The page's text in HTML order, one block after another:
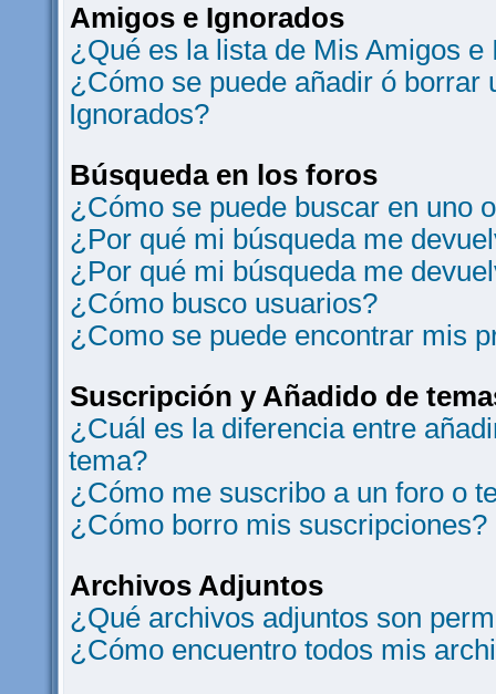
Amigos e Ignorados
¿Qué es la lista de Mis Amigos e
¿Cómo se puede añadir ó borrar
Ignorados?
Búsqueda en los foros
¿Cómo se puede buscar en uno
¿Por qué mi búsqueda me
¿Por qué mi búsqueda me
¿Cómo busco usuarios?
¿Como se puede encontrar mis
Suscripción y Añadido de
¿Cuál es la diferencia entre
tema?
¿Cómo me suscribo a un foro o
¿Cómo borro mis suscripciones?
Archivos Adjuntos
¿Qué archivos adjuntos son
¿Cómo encuentro todos mis